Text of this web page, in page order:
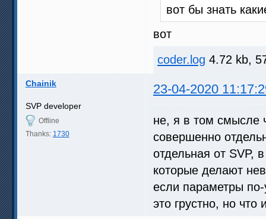
вот бы знать
вот
coder.log 4.72 kb,
Chainik 23-04-2020
SVP developer
Offline
Thanks: 1730
не, я в том смысле
совершенно
отдельная от SVP,
которые делают
если параметры
это грустно, но